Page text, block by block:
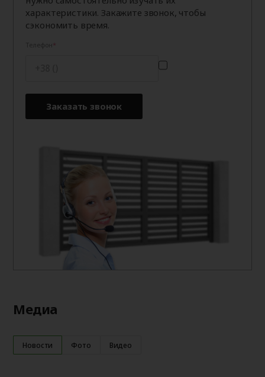
характеристики. Закажите звонок, чтобы
сэкономить время.
Заказать звонок
Медиа
Новости Фото Видео